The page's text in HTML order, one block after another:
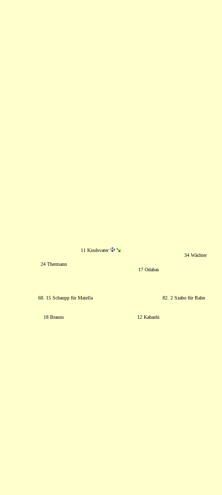
11 Kindsvater
34 Wächter
24 Thermann
17 Odabas
68. 15 Schaupp für Maiella 82. 2 Szabo für Rahn
18 Brauns 12 Kabashi